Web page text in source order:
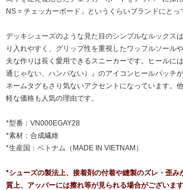
NS = チェッカーボード」というくらいブランドにとっ
デッキシューズのような見た目のシンプルなルックス
り入れやすく、グリップ性を重視したワッフルソール
夫な作りは長く愛用できるスニーカーです。ヒールに
通じゃない、ハンパない）』のアイコンヒールパッチ
ネームタグもさり気ないアクセントになっています。
軽な価格も人気の理由です。
*型番：VN000EGAY28
*素材：合成繊維
*生産国：ベトナム（MADE IN VIETNAM）
*シューズの製法上、接着剤の付着や縫製のズレ・歪み
質上、アッパーには擦れ等が見られる場合がございま